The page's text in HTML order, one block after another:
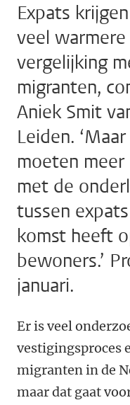
Expats
veel
vergelijking
migranten,
Aniek Smit
Leiden.
moeten
met de
tussen
komst heeft
bewoners.’
januari.
Er is veel
vestigingsproces
migranten in de
maar dat gaat